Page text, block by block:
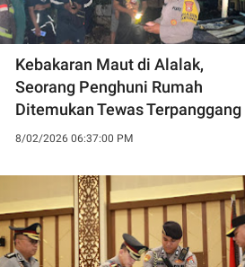
Kebakaran Maut di Alalak,
Seorang Penghuni Rumah
Ditemukan Tewas Terpanggang
8/02/2026 06:37:00 PM